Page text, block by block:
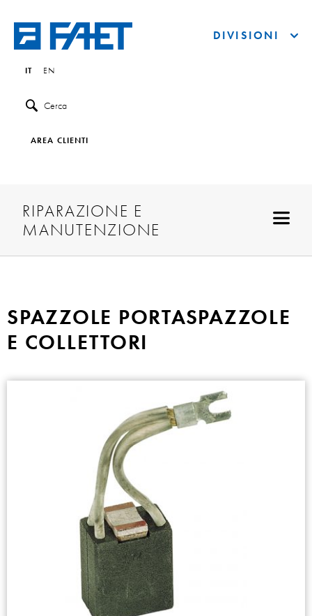
IT EN
Cerca
AREA CLIENTI
DIVISIONI
RIPARAZIONE E
MANUTENZIONE
SPAZZOLE PORTASPAZZOLE
E COLLETTORI